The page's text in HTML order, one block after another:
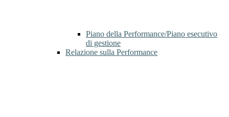
Piano della Performance/Piano esecutivo
di gestione
Relazione sulla Performance